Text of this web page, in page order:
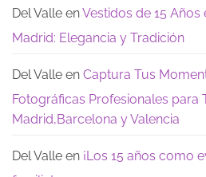
dejamos
estas
de
los
15:
recuerdos
quedan
Del Valle enVestidos de 15 Años
Madrid: Elegancia y Tradición
Del Valle en Captura Tus
Fotográficas Profesionales para
Madrid,Barcelona y Valencia
Del Valle en ¡Los 15 años como